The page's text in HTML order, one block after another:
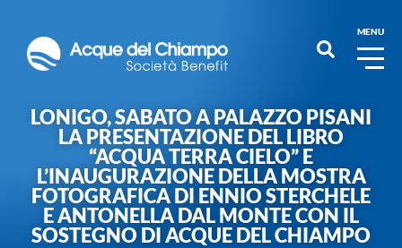
MENU
LONIGO, SABATO A PALAZZO PISANI
LA PRESENTAZIONE DEL LIBRO
“ACQUA TERRA CIELO” E
L’INAUGURAZIONE DELLA MOSTRA
FOTOGRAFICA DI ENNIO STERCHELE
E ANTONELLA DAL MONTE CON IL
SOSTEGNO DI ACQUE DEL CHIAMPO